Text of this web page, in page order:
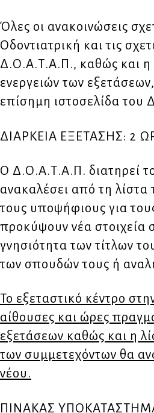
Όλες οι ανακοινώσεις
Οδοντιατρική και τις
Δ.Ο.Α.Τ.Α.Π., καθώς και η
ενεργειών των
επίσημη ιστοσελίδα
ΔΙΑΡΚΕΙΑ ΕΞΕΤΑΣΗΣ: 2
Ο Δ.Ο.Α.Τ.Α.Π. διατηρεί
ανακαλέσει από τη λίστα
τους υποψήφιους για
προκύψουν νέα στοιχεία
γνησιότητα των τίτλων
των σπουδών τους ή
Το εξεταστικό κέντρο
αίθουσες και ώρες
εξετάσεων καθώς και η
των συμμετεχόντων θα
νέου.
ΠΙΝΑΚΑΣ